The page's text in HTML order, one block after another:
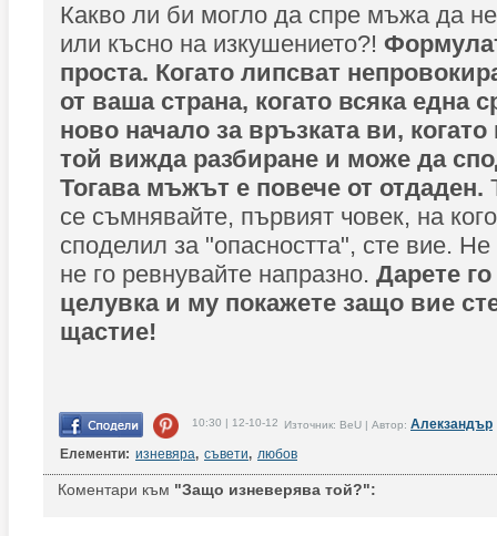
Какво ли би могло да спре мъжа да
или късно на изкушението?!
проста. Когато липсват
от ваша страна, когато всяка една
ново начало за връзката ви,
той вижда разбиране и може да
Тогава мъжът е повече от отдаден.
се съмнявайте, първият човек, на
споделил за "опасността", сте вие.
не го ревнувайте напразно. Дарете
целувка и му покажете защо вие
щастие!
10:30 | 12-10-12 Източник: BeU | Автор: Алекзандър
Елементи: изневяра, съвети, любов
Коментари към "Защо изневерява той?":